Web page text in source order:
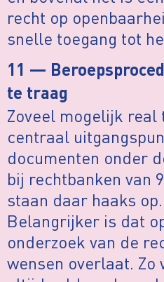
recht op
snelle toegang tot
11 —
te traag
Zoveel mogelijk real
centraal
documenten onder
bij rechtbanken van
staan daar haaks op.
Belangrijker is dat
onderzoek van de
wensen overlaat. Zo